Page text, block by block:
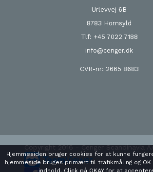
Urlevvej 6B
8783 Hornsyld
Tlf: +45 7022 7188
info@cenger.dk
CVR-nr: 2665 8683
Copyright 2016 - Cenger Scandinavia
Hjemmesiden bruger cookies for at kunne
hjemmeside bruges primært til trafikmåling og
indhold. Click på OKAY for at